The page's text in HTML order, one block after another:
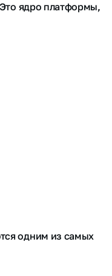
ядро платформы,
одним из самых